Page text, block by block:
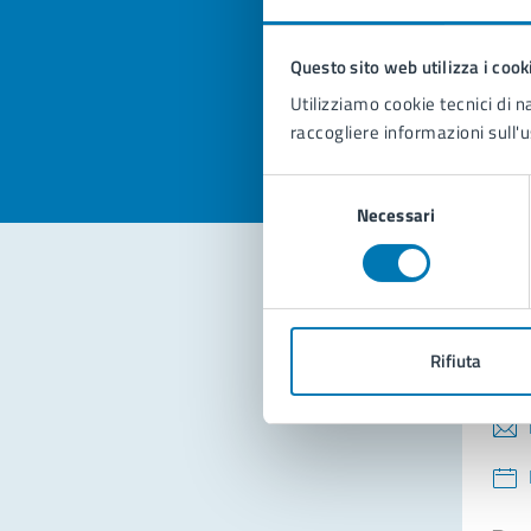
Questo sito web utilizza i
Utilizziamo cookie tecnici di
raccogliere informazioni
del
Necessari
Rifiuta
Valuta la